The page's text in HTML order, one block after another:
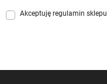
Akceptuję regulamin sklepu